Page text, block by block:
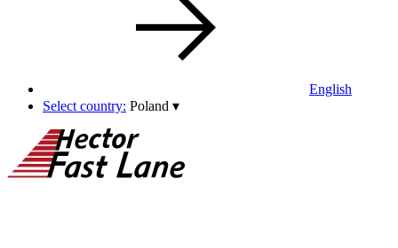
English
Select country: Poland ▾